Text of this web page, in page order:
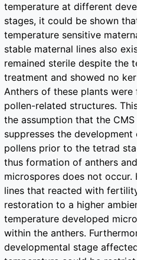
temperature at different
stages, it could be shown that,
temperature sensitive
stable maternal lines also
remained sterile despite the
treatment and showed no
Anthers of these plants were
pollen-related structures. This
the assumption that the CMS
suppresses the development
pollens prior to the tetrad
thus formation of anthers and
microspores does not occur.
lines that reacted with fertility
restoration to a higher ambient
temperature developed
within the anthers.
developmental stage affected